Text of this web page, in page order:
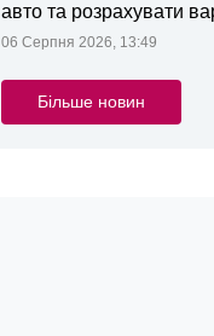
авто та розрахувати
поліса
06 Серпня 2026, 13:49
Більше новин